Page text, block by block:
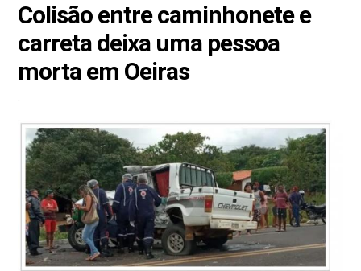
Colisão entre caminhonete e
carreta deixa uma pessoa
morta em Oeiras
.